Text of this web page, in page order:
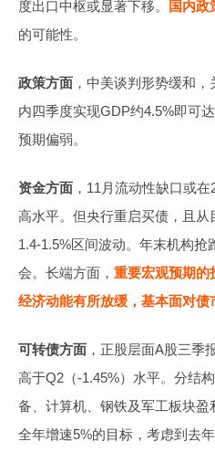
度出口中枢或显著下移。 国内政
的可能性。
政策方面 ，中美谈判形势缓和
内四季度实现GDP约4.5%即可
预期偏弱。
资金方面 ，11月流动性缺口或
高水平。但央行重启买债，且
1.4-1.5%区间波动。年末机构
会。长端方面， 重要宏观预期的
经济动能有所放缓，基本面对债
可转债方面 ，正股层面A股三季
高于Q2（-1.45%）水平。分结
备、计算机、钢铁及军工板块
全年增速5%的目标，考虑到去